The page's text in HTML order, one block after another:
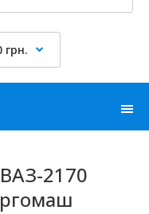
грн.
2170